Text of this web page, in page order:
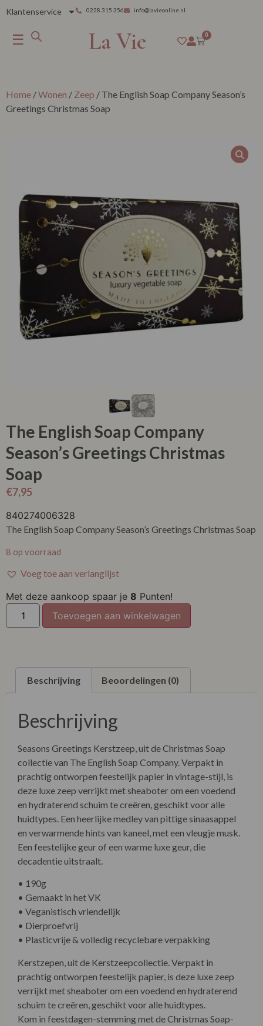
Klantenservice 0228 315 356 info@lavieonline.nl
☰ La Vie 0
Home /Wonen / Zeep / The English Soap Company Season’s
Greetings Christmas Soap
The English Soap Company
Season’s Greetings Christmas
Soap
€7,95
840274006328
The English Soap Company Season’s Greetings Christmas Soap
8 op voorraad
Voeg toe aan verlanglijst
Met deze aankoop spaar je 8 Punten!
Toevoegen aan winkelwagen
Beschrijving Beoordelingen (0)
Beschrijving
Seasons Greetings Kerstzeep, uit de Christmas Soap
collectie van The English Soap Company. Verpakt in
prachtig ontworpen feestelijk papier in vintage-stijl, is
deze luxe zeep verrijkt met sheaboter om een voedend
en hydraterend schuim te creëren, geschikt voor alle
huidtypes. Een heerlijke medley van pittige sinaasappel
en verwarmende hints van kaneel, met een vleugje musk.
Een feestelijke geur of een warme luxe geur, die
decadentie uitstraalt.
• 190g
• Gemaakt in het VK
• Veganistisch vriendelijk
• Dierproefvrij
• Plasticvrije & volledig recyclebare verpakking
Kerstzepen, uit de Kerstzeepcollectie. Verpakt in
prachtig ontworpen feestelijk papier, is deze luxe zeep
verrijkt met sheaboter om een voedend en hydraterend
schuim te creëren, geschikt voor alle huidtypes.
Kom in feestdagen-stemming met de Christmas Soap-